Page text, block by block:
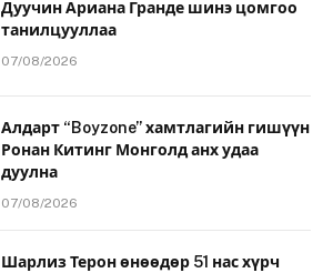
Дуучин Ариана Гранде шинэ цомгоо
танилцууллаа
07/08/2026
Алдарт “Boyzone” хамтлагийн гишүүн
Ронан Китинг Монголд анх удаа
дуулна
07/08/2026
Шарлиз Терон өнөөдөр 51 нас хүрч